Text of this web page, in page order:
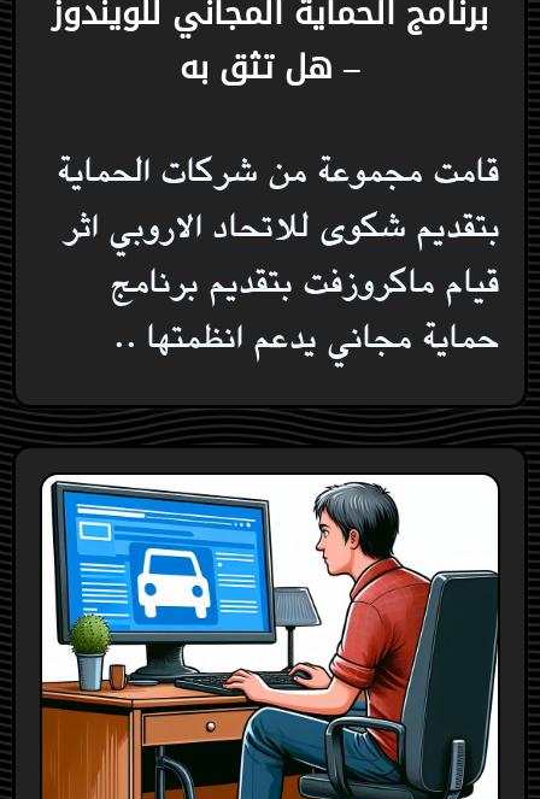
برنامج الحماية المجاني للويندوز
– هل تثق به
قامت مجموعة من شركات الحماية
بتقديم شكوى للاتحاد الاروبي اثر
قيام ماكروزفت بتقديم برنامج
حماية مجاني يدعم انظمتها ..